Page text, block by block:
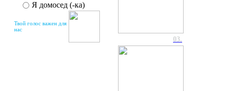
Я домосед (-ка)
Твой голос важен для
нас
03.